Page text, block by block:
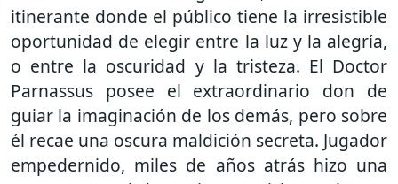
itinerante donde el público tiene la irresistible
oportunidad de elegir entre la luz y la alegrí­a,
o entre la oscuridad y la tristeza. El Doctor
Parnassus posee el extraordinario don de
guiar la imaginación de los demás, pero sobre
él recae una oscura maldición secreta. Jugador
empedernido, miles de años atrás hizo una